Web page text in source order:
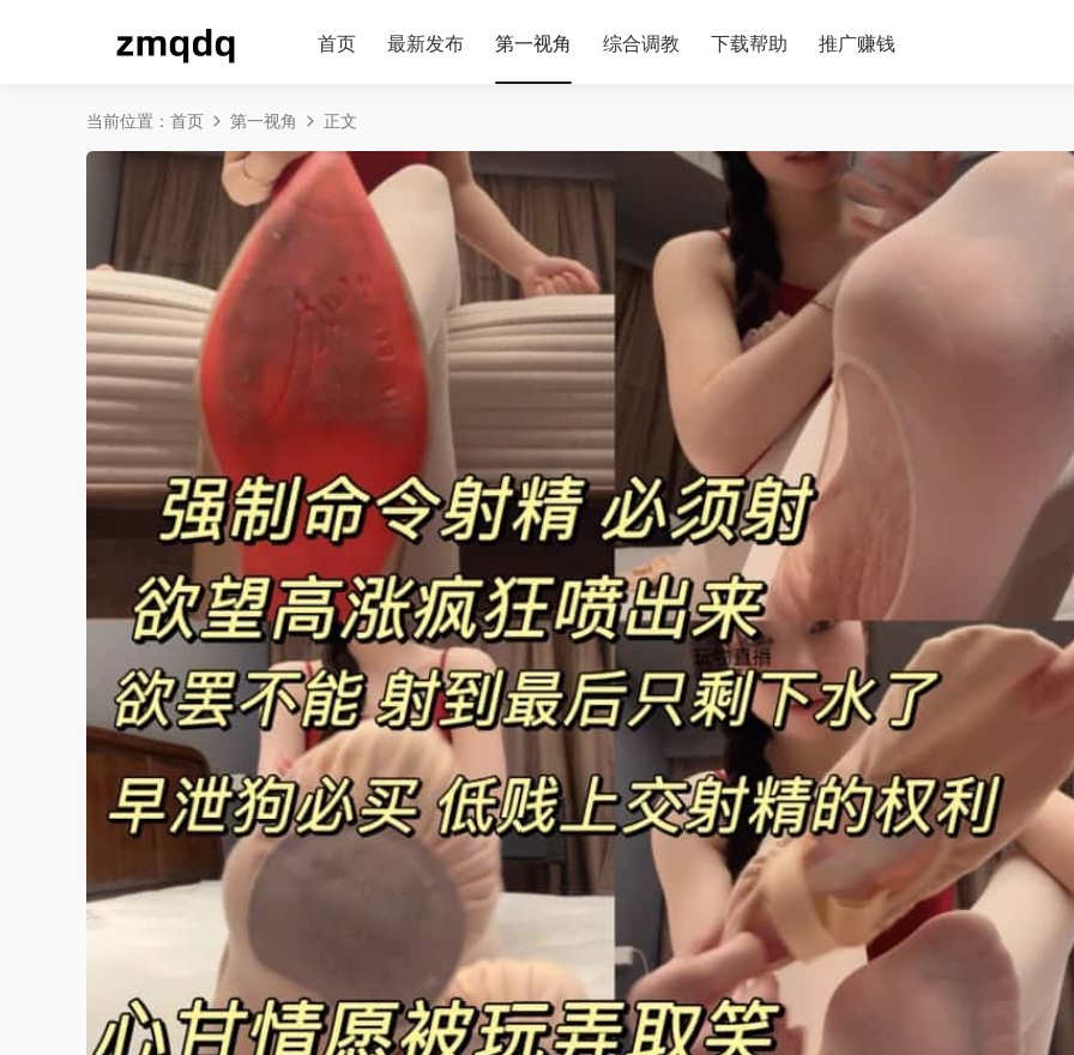
首页 最新发布 第一视角 综合调教 下载帮助 推广赚钱
当前位置： 首页 第一视角 正文